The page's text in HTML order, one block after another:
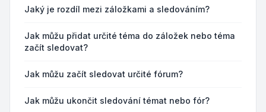
Jaký je rozdíl mezi záložkami a sledováním?
Jak můžu přidat určité téma do záložek nebo téma
začít sledovat?
Jak můžu začít sledovat určité fórum?
Jak můžu ukončit sledování témat nebo fór?